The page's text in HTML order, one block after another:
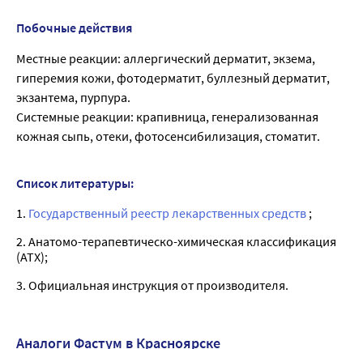
Побочные действия
Местные реакции: аллергический дерматит, экзема,
гиперемия кожи, фотодерматит, буллезный дерматит,
экзантема, пурпура.
Системные реакции: крапивница, генерализованная
кожная сыпь, отеки, фотосенсибилизация, стоматит.
Список литературы:
1. Государственный реестр лекарственных средств ;
2. Анатомо-терапевтическо-химическая классификация
(ATX);
3. Официальная инструкция от производителя.
Аналоги Фастум в Красноярске